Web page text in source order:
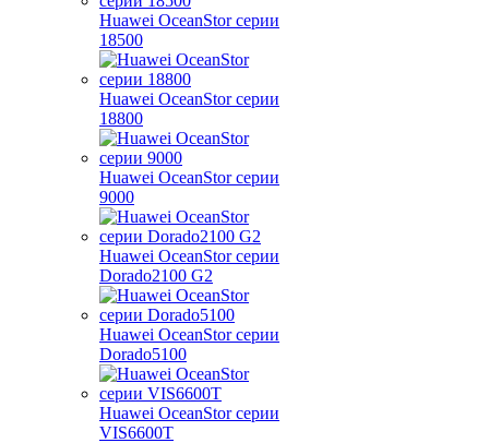
Huawei OceanStor серии
18500
Huawei OceanStor серии
18800
Huawei OceanStor серии
9000
Huawei OceanStor серии
Dorado2100 G2
Huawei OceanStor серии
Dorado5100
Huawei OceanStor серии
VIS6600T